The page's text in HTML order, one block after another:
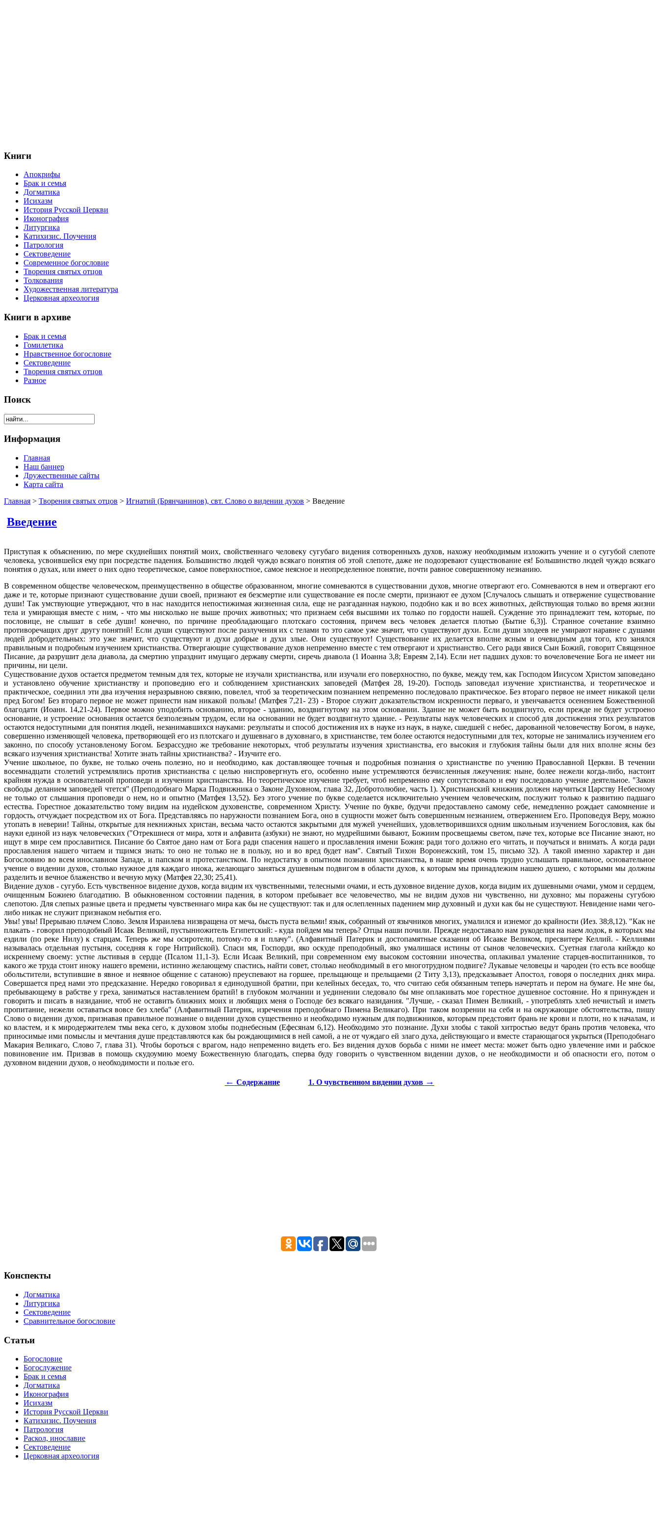
Книги
Апокрифы
Брак и семья
Догматика
Исихазм
История Русской Церкви
Иконография
Литургика
Катихизис. Поучения
Патрология
Сектоведение
Современное богословие
Творения святых отцов
Толкования
Художественная литература
Церковная археология
Книги в архиве
Брак и семья
Гомилетика
Нравственное богословие
Сектоведение
Творения святых отцов
Разное
Поиск
Информация
Главная
Наш баннер
Дружественные сайты
Карта сайта
Главная > Творения святых отцов > Игнатий (Брянчанинов), свт. Слово о видении духов > Введение
Введение
Приступая к объяснению, по мере скуднейших понятий моих, свойственнаго человеку сугубаго видения сотворенныхъ духов, нахожу необходимым изложить учение и о сугубой слепоте
человека, усвоившейся ему при посредстве падения. Большинство людей чуждо всякаго понятия об этой слепоте, даже не подозревают существование ея! Большинство людей чуждо всякаго
понятия о духах, или имеет о них одно теоретическое, самое поверхностное, самое неясное и неопределенное понятие, почти равное совершенному незнанию.
В современном обществе человеческом, преимущественно в обществе образованном, многие сомневаются в существовании духов, многие отвергают его. Сомневаются в нем и отвергают его
даже и те, которые признают существование души своей, признают ея безсмертие или существование ея после смерти, признают ее духом [Случалось слышать и отвержение существование
души! Так умствующие утверждают, что в нас находится непостижимая жизненная сила, еще не разгаданная наукою, подобно как и во всех животных, действующая только во время жизни
тела и умирающая вместе с ним, - что мы нисколько не выше прочих животных; что признаем себя высшими их только по гордости нашей. Суждение это принадлежит тем, которые, по
пословице, не слышат в себе души! конечно, по причине преобладающаго плотскаго состояния, причем весь человек делается плотью (Бытие 6,3)]. Странное сочетание взаимно
противоречащих друг другу понятий! Если души существуют после разлучения их с телами то это самое уже значит, что существуют духи. Если души злодеев не умирают наравне с душами
людей добродетельных: это уже значит, что существуют и духи добрые и духи злые. Они существуют! Существование их делается вполне ясным и очевидным для того, кто занялся
правильным и подробным изучением христианства. Отвергающие существование духов непременно вместе с тем отвергают и христианство. Сего ради явися Сын Божий, говорит Священное
Писание, да разрушит дела диавола, да смертию упразднит имущаго державу смерти, сиречь диавола (1 Иоанна 3,8; Евреям 2,14). Если нет падших духов: то вочеловечение Бога не имеет ни
причины, ни цели.
Существование духов остается предметом темным для тех, которые не изучали христианства, или изучали его поверхностно, по букве, между тем, как Господом Иисусом Христом заповедано
и установлено обучение христианству и проповедию его и соблюдением христианских заповедей (Матфея 28, 19-20). Господь заповедал изучение христианства, и теоретическое и
практическое, соединил эти два изучения неразрывною связию, повелел, чтоб за теоретическим познанием непременно последовало практическое. Без втораго первое не имеет никакой цели
пред Богом! Без втораго первое не может принести нам никакой пользы! (Матфея 7,21- 23) - Второе служит доказательством искренности перваго, и увенчавается осенением Божественной
благодати (Иоанн. 14,21-24). Первое можно уподобить основанию, второе - зданию, воздвигнутому на этом основании. Здание не может быть воздвигнуто, если прежде не будет устроено
основание, и устроение основания остается безполезным трудом, если на основании не будет воздвигнуто здание. - Результаты наук человеческих и способ для достижения этих результатов
остаются недоступными для понятия людей, незанимавшихся науками: результаты и способ достижения их в науке из наук, в науке, сшедшей с небес, дарованной человечеству Богом, в науке,
совершенно изменяющей человека, претворяющей его из плотскаго и душевнаго в духовнаго, в христианстве, тем более остаются недоступными для тех, которые не занимались изучением его
законно, по способу установленому Богом. Безрассудно же требование некоторых, чтоб результаты изучения христианства, его высокия и глубокия тайны были для них вполне ясны без
всякаго изучения христианства! Хотите знать тайны христианства? - Изучите его.
Учение школьное, по букве, не только очень полезно, но и необходимо, как доставляющее точныя и подробныя познания о христианстве по учению Православной Церкви. В течении
восемнадцати столетий устремлялись против христианства с целью ниспровергнуть его, особенно ныне устремляются безчисленныя лжеучения: ныне, более нежели когда-либо, настоит
крайняя нужда в основательной проповеди и изучении христианства. Но теоретическое изучение требует, чтоб непременно ему сопутствовало и ему последовало учение деятельное. "Закон
свободы деланием заповедей чтется" (Преподобнаго Марка Подвижника о Законе Духовном, глава 32, Добротолюбие, часть 1). Христианский книжник должен научиться Царству Небесному
не только от слышания проповеди о нем, но и опытно (Матфея 13,52). Без этого учение по букве соделается исключительно учением человеческим, послужит только к развитию падшаго
естества. Горестное доказательство тому видим на иудейском духовенстве, современном Христу. Учение по букве, будучи предоставлено самому себе, немедленно рождает самомнение и
гордость, отчуждает посредством их от Бога. Представляясь по наружности познанием Бога, оно в сущности может быть совершенным незнанием, отвержением Его. Проповедуя Веру, можно
утопать в неверии! Тайны, открытые для некнижных христан, весьма часто остаются закрытыми для мужей ученейших, удовлетворившихся одним школьным изучением Богословия, как бы
науки единой из наук человеческих ("Отрекшиеся от мира, хотя и алфавита (азбуки) не знают, но мудрейшими бывают, Божиим просвещаемы светом, паче тех, которые все Писание знают, но
ищут в мире сем прославитися. Писание бо Святое дано нам от Бога ради спасения нашего и прославления имени Божия: ради того должно его читать, и поучаться и внимать. А когда ради
прославления нашего читаем и тщимся знать: то оно не только не в пользу, но и во вред будет нам". Святый Тихон Воронежский, том 15, письмо 32). А такой именно характер и дан
Богословию во всем инославном Западе, и папском и протестанстком. По недостатку в опытном познании христианства, в наше время очень трудно услышать правильное, основательное
учение о видении духов, столько нужное для каждаго инока, желающаго заняться душевным подвигом в области духов, к которым мы принадлежим нашею душею, с которыми мы должны
разделить и вечное блаженство и вечную муку (Матфея 22,30; 25,41).
Видение духов - сугубо. Есть чувственное видение духов, когда видим их чувственными, телесными очами, и есть духовное видение духов, когда видим их душевными очами, умом и сердцем,
очищенным Божиею благодатию. В обыкновенном состоянии падения, в котором пребывает все человечество, мы не видим духов ни чувственно, ни духовно; мы поражены сугубою
слепотою. Для слепых разные цвета и предметы чувственнаго мира как бы не существуют: так и для ослепленных падением мир духовный и духи как бы не существуют. Невидение нами чего-
либо никак не служит признаком небытия его.
Увы! увы! Прерываю плачем Слово. Земля Израилева низвращена от меча, бысть пуста вельми! язык, собранный от язычников многих, умалился и изнемог до крайности (Иез. 38;8,12). "Как не
плакать - говорил преподобный Исаак Великий, пустынножитель Египетский: - куда пойдем мы теперь? Отцы наши почили. Прежде недоставало нам рукоделия на наем лодок, в которых мы
ездили (по реке Нилу) к старцам. Теперь же мы осиротели, потому-то я и плачу". (Алфавитный Патерик и достопамятные сказания об Исааке Великом, пресвитере Келлий. - Келлиями
называлась отдельная пустыня, соседняя к горе Нитрийской). Спаси мя, Госпорди, яко оскуде преподобный, яко умалишася истины от сынов человеческих. Суетная глагола кийждо ко
искреннему своему: устне льстивыя в сердце (Псалом 11,1-3). Если Исаак Великий, при современном ему высоком состоянии иночества, оплакивал умаление старцев-воспитанников, то
какого же труда стоит иноку нашего времени, истинно желающему спастись, найти совет, столько необходимый в его многотрудном подвиге? Лукавые человецы и чародеи (то есть все вообще
обольстители, вступившие в явное и неявное общение с сатаною) преуспевают на горшее, прельщающе и прельщаеми (2 Титу 3,13), предсказывает Апостол, говоря о последних днях мира.
Совершается пред нами это предсказание. Нередко говоривал я единодушной братии, при келейных беседах, то, что считаю себя обязанным теперь начертать и пером на бумаге. Не мне бы,
пребывающему в рабстве у греха, заниматься наставлением братий! в глубоком молчании и уединении следовало бы мне оплакивать мое горестное душевное состояние. Но я принужден и
говорить и писать в назидание, чтоб не оставить ближних моих и любящих меня о Господе без всякаго назидания. "Лучше, - сказал Пимен Великий, - употреблять хлеб нечистый и иметь
пропитание, нежели оставаться вовсе без хлеба" (Алфавитный Патерик, изречения преподобнаго Пимена Великаго). При таком воззрении на себя и на окружающие обстоятельства, пишу
Слово о видении духов, признавая правильное познание о видении духов существенно и необходимо нужным для подвижников, которым предстояит брань не крови и плоти, но к началам, и
ко властем, и к миродержителем тмы века сего, к духовом злобы поднебесным (Ефесянам 6,12). Необходимо это познание. Духи злобы с такой хитростью ведут брань против человека, что
приносимые ими помыслы и мечтания душе представляются как бы рождающимися в ней самой, а не от чуждаго ей злаго духа, действующаго и вместе старающагося укрыться (Преподобнаго
Макария Великаго, Слово 7, глава 31). Чтобы бороться с врагом, надо непременно видеть его. Без видения духов борьба с ними не имеет места: может быть одно увлечение ими и рабское
повиновение им. Призвав в помощь скудоумию моему Божественную благодать, сперва буду говорить о чувственном видении духов, о не необходимости и об опасности его, потом о
духовном видении духов, о необходимости и пользе его.
← Содержание 1. О чувственном видении духов →
Конспекты
Догматика
Литургика
Сектоведение
Сравнительное богословие
Статьи
Богословие
Богослужение
Брак и семья
Догматика
Иконография
Исихазм
История Русской Церкви
Катихизис. Поучения
Патрология
Раскол, инославие
Сектоведение
Церковная археология